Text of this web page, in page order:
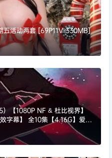
五活动两套 [69P11V-330MB]
【1080P NF & 杜比视界】
字幕】 全10集【4.16G】爱死